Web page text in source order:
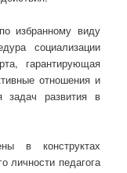
избранному виду
социализации
гарантирующая
отношения и
задач развития в
в конструктах
личности педагога